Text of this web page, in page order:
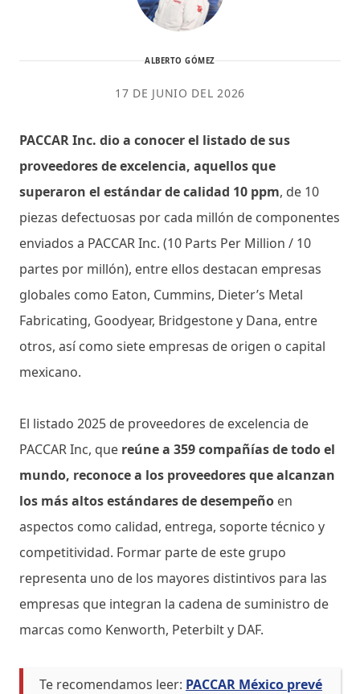
ALBERTO GÓMEZ
17 DE JUNIO DEL 2026
PACCAR Inc. dio a conocer el listado de sus
proveedores de excelencia, aquellos que
superaron el estándar de calidad 10 ppm, de 10
piezas defectuosas por cada millón de componentes
enviados a PACCAR Inc. (10 Parts Per Million / 10
partes por millón), entre ellos destacan empresas
globales como Eaton, Cummins, Dieter’s Metal
Fabricating, Goodyear, Bridgestone y Dana, entre
otros, así como siete empresas de origen o capital
mexicano.
El listado 2025 de proveedores de excelencia de
PACCAR Inc, que reúne a 359 compañías de todo el
mundo, reconoce a los proveedores que alcanzan
los más altos estándares de desempeño en
aspectos como calidad, entrega, soporte técnico y
competitividad. Formar parte de este grupo
representa uno de los mayores distintivos para las
empresas que integran la cadena de suministro de
marcas como Kenworth, Peterbilt y DAF.
Te recomendamos leer: PACCAR México prevé